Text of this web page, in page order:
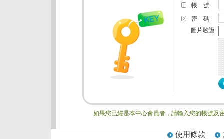
帳 號
密 碼
圖片驗證
如果您已經是本中心會員者，請輸入您的帳號及
使用條款